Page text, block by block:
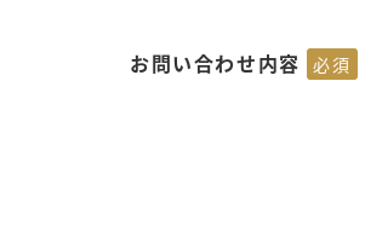
お問い合わせ内容 必須